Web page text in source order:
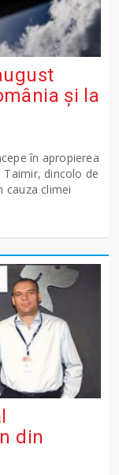
și la
în apropierea
Taimir, dincolo de
cauza climei
din